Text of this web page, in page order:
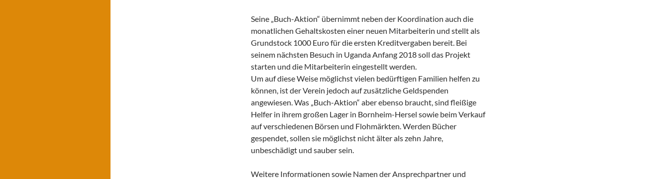
Seine „Buch-Aktion“ übernimmt neben der Koordination auch die
monatlichen Gehaltskosten einer neuen Mitarbeiterin und stellt als
Grundstock 1000 Euro für die ersten Kreditvergaben bereit. Bei
seinem nächsten Besuch in Uganda Anfang 2018 soll das Projekt
starten und die Mitarbeiterin eingestellt werden.
Um auf diese Weise möglichst vielen bedürftigen Familien helfen zu
können, ist der Verein jedoch auf zusätzliche Geldspenden
angewiesen. Was „Buch-Aktion“ aber ebenso braucht, sind fleißige
Helfer in ihrem großen Lager in Bornheim-Hersel sowie beim Verkauf
auf verschiedenen Börsen und Flohmärkten. Werden Bücher
gespendet, sollen sie möglichst nicht älter als zehn Jahre,
unbeschädigt und sauber sein.
Weitere Informationen sowie Namen der Ansprechpartner und